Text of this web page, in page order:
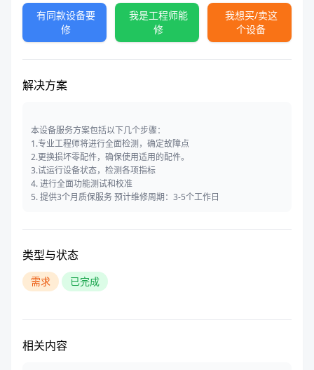
有同款设备要
修
我是工程师能
修
我想买/卖这
个设备
解决方案
本设备服务方案包括以下几个步骤：
1.专业工程师将进行全面检测，确定故障点
2.更换损坏零配件，确保使用适用的配件。
3.试运行设备状态，检测各项指标
4. 进行全面功能测试和校准
5. 提供3个月质保服务 预计维修周期：3-5个工作日
类型与状态
需求 已完成
相关内容